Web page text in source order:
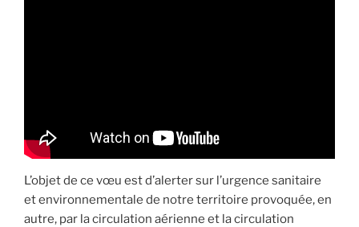
L’objet de ce vœu est d’alerter sur l’urgence sanitaire
et environnementale de notre territoire provoquée, en
autre, par la circulation aérienne et la circulation